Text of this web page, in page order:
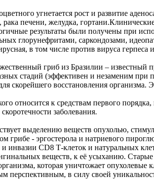
угнетается рост и развитие
печени, желудка,
результаты были получены при
глорунефритами, саркондозами,
в том числе против вируса
гриб из Бразилии – известный
стадий (эффективен и незаменим при
скорейшего восстановления организма.
относится к средствам первого
заболевания.
выделению веществ опухолью,
грибе - эргостерола и натриевого
инвазии CD8 Т-клеток и натуральных
веществ, к её усыханию.
которая уничтожает
перспективным, в силу своей